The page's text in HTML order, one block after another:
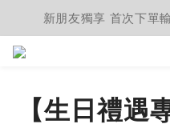
新朋友獨享 首次下單
【生日禮遇